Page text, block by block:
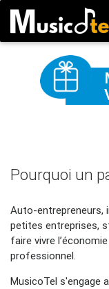
Pourquoi un
Auto-entrepreneurs,
petites entreprises,
faire vivre
professionnel.
MusicoTel s'engage